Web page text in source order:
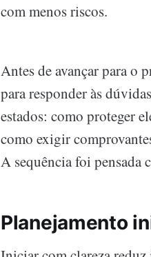
com menos riscos.
Antes de avançar para o
para responder às
estados: como proteger
como exigir
A sequência foi pensada
Planejamento